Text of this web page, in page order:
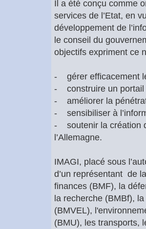
Il a été conçu comme
services de l’Etat, en
développement de
le conseil du
objectifs expriment ce
- gérer efficacement
- construire un portail
- améliorer la
- sensibiliser à
- soutenir la création
l’Allemagne.
IMAGI, placé sous
d’un représentant de
finances (BMF), la
la recherche (BMBf),
(BMVEL),
(BMU), les transports,